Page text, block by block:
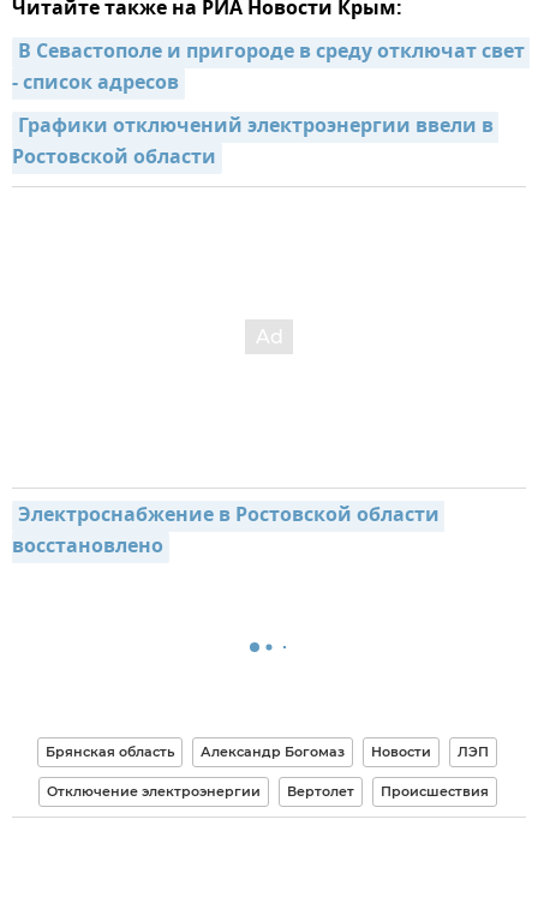
Читайте также на РИА Новости Крым:
В Севастополе и пригороде в среду отключат свет
- список адресов
Графики отключений электроэнергии ввели в
Ростовской области
Электроснабжение в Ростовской области
восстановлено
Брянская область Александр Богомаз Новости ЛЭП
Отключение электроэнергии Вертолет Происшествия